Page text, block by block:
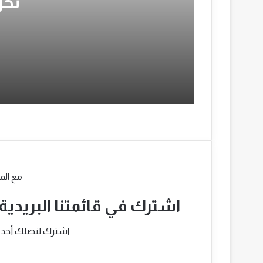
مع
اشترك في قائمتنا
اشترك لتصلك أحدث